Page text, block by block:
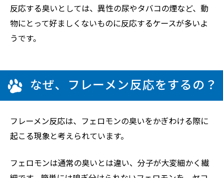
反応する臭いとしては、異性の尿やタバコの煙など、動
物にとって好ましくないものに反応するケースが多いよ
うです。
なぜ、フレーメン反応をするの？
フレーメン反応は、フェロモンの臭いをかぎわける際に
起こる現象と考えられています。
フェロモンは通常の臭いとは違い、分子が大変細かく繊